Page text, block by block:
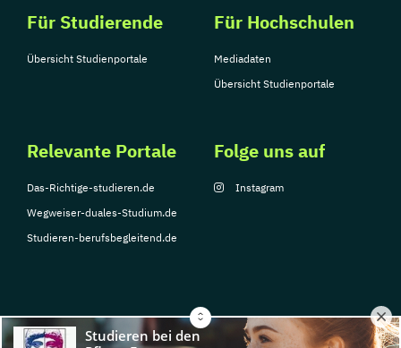
Für Studierende
Übersicht Studienportale
Für Hochschulen
Mediadaten
Übersicht Studienportale
Relevante Portale
Das-Richtige-studieren.de
Wegweiser-duales-Studium.de
Studieren-berufsbegleitend.de
Folge uns auf
Instagram